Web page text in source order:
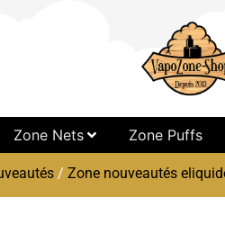
Zone Nets Zone Puffs
/ Zone nouveautés